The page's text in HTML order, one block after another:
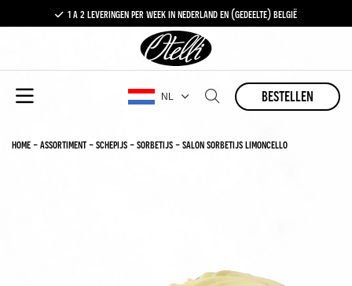
1 a 2 leveringen per week in nederland en (gedeelte) belgië
gratis levering vanaf €100,-
1 a 2 leveringen per week in nederland en (gedeelte) belgië
NL bestellen
home-assortiment-schepijs-sorbetijs-salon sorbetijs limoncello